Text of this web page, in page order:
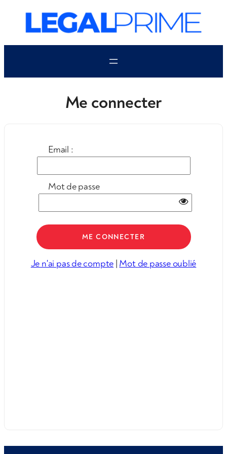
contenu
Me connecter
Email :
Mot de passe
Je n'ai pas de compte | Mot de passe oublié